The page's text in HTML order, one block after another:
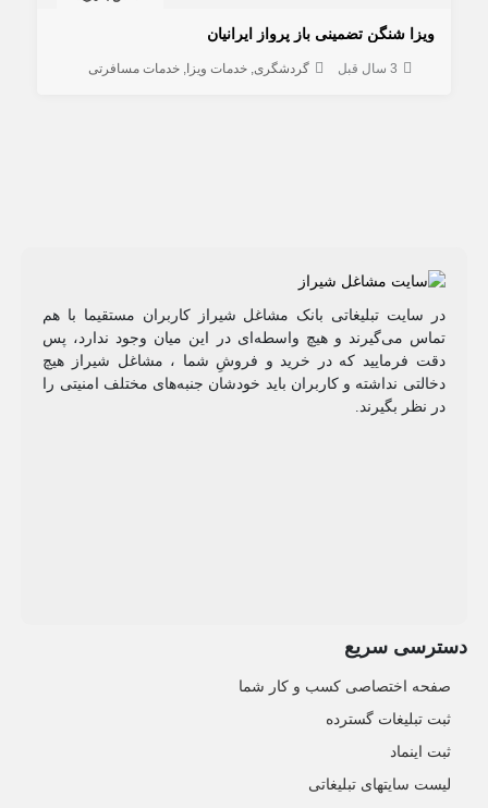
ویزا شنگن تضمینی باز پرواز ایرانیان
3 سال قبل گردشگری خدمات ویزا خدمات مسافرتی
در سایت تبلیغاتی بانک مشاغل شیراز کاربران مستقیما با هم
تماس می‌گیرند و هیچ واسطه‌ای در این میان وجود ندارد، پس
دقت فرمایید که در خرید و فروشِ شما ، مشاغل شیراز هیچ
دخالتی نداشته و کاربران باید خودشان جنبه‌های مختلف امنیتی را
در نظر بگیرند.
دسترسی سریع
صفحه اختصاصی کسب و کار شما
ثبت تبلیغات گسترده
ثبت اینماد
لیست سایتهای تبلیغاتی